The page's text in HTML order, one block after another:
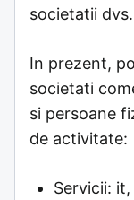
societatii dvs.
In prezent,
societati
si persoane
de activitate:
Servicii: